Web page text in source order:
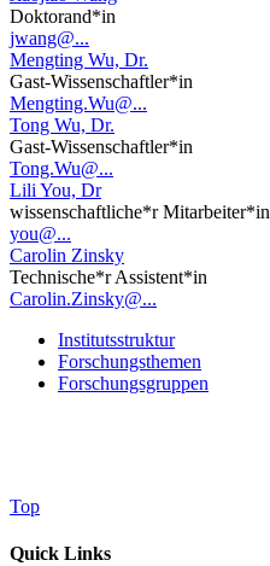
Doktorand*in
jwang@...
Mengting Wu, Dr.
Gast-Wissenschaftler*in
Mengting.Wu@...
Tong Wu, Dr.
Gast-Wissenschaftler*in
Tong.Wu@...
Lili You, Dr
wissenschaftliche*r Mitarbeiter*in
you@...
Carolin Zinsky
Technische*r Assistent*in
Carolin.Zinsky@...
Institutsstruktur
Forschungsthemen
Forschungsgruppen
Top
Quick Links